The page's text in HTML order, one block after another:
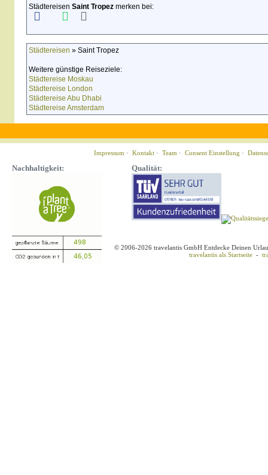
Städtereisen Saint Tropez merken bei:
Städtereisen » Saint Tropez
Weitere günstige Reiseziele:
Städtereise Moskau
Städtereise London
Städtereise Abu Dhabi
Städtereise Amsterdam
Impressum · Kontakt · Team · Consent Einstellung ·
Nachhaltigkeit: Qualität:
© 2006-2026 travelantis GmbH Entdecke Deinen
travelantis als Startseite -